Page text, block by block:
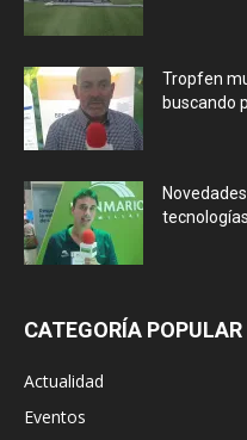
Tropfen
buscando
CATEGORÍA POPULAR
Actualidad
Eventos